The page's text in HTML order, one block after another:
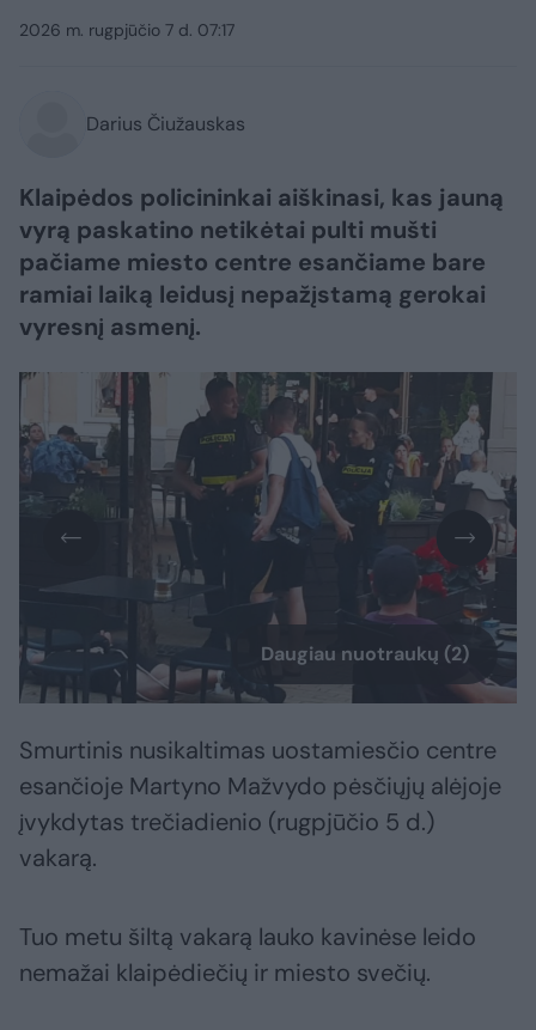
2026 m. rugpjūčio 7 d. 07:17
Darius Čiužauskas
Klaipėdos policininkai aiškinasi, kas jauną
vyrą paskatino netikėtai pulti mušti
pačiame miesto centre esančiame bare
ramiai laiką leidusį nepažįstamą gerokai
vyresnį asmenį.
Daugiau nuotraukų (2)
Smurtinis nusikaltimas uostamiesčio centre
esančioje Martyno Mažvydo pėsčiųjų alėjoje
įvykdytas trečiadienio (rugpjūčio 5 d.)
vakarą.
Tuo metu šiltą vakarą lauko kavinėse leido
nemažai klaipėdiečių ir miesto svečių.